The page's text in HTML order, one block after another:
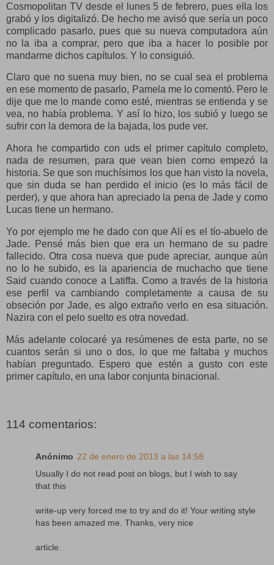
Cosmopolitan TV desde el lunes 5 de febrero, pues ella los
grabó y los digitalizó. De hecho me avisó que sería un poco
complicado pasarlo, pues que su nueva computadora aún
no la iba a comprar, pero que iba a hacer lo posible por
mandarme dichos capítulos. Y lo consiguió.
Claro que no suena muy bien, no se cual sea el problema
en ese momento de pasarlo, Pamela me lo comentó. Pero le
dije que me lo mande como esté, mientras se entienda y se
vea, no había problema. Y así lo hizo, los subió y luego se
sufrir con la demora de la bajada, los pude ver.
Ahora he compartido con uds el primer capítulo completo,
nada de resumen, para que vean bien como empezó la
historia. Se que son muchísimos los que han visto la novela,
que sin duda se han perdido el inicio (es lo más fácil de
perder), y que ahora han apreciado la pena de Jade y como
Lucas tiene un hermano.
Yo por ejemplo me he dado con que Alí es el tío-abuelo de
Jade. Pensé más bien que era un hermano de su padre
fallecido. Otra cosa nueva que pude apreciar, aunque aún
no lo he subido, es la apariencia de muchacho que tiene
Said cuando conoce a Latiffa. Como a través de la historia
ese perfil va cambiando completamente a causa de su
obseción por Jade, es algo extraño verlo en esa situación.
Nazira con el pelo suelto es otra novedad.
Más adelante colocaré ya resúmenes de esta parte, no se
cuantos serán si uno o dos, lo que me faltaba y muchos
habían preguntado. Espero que estén a gusto con este
primer capítulo, en una labor conjunta binacional.
114 comentarios:
Anónimo 22 de enero de 2013 a las 14:58
Usually I do not read post on blogs, but I wish to say
that this
write-up very forced me to try and do it! Your writing style
has been amazed me. Thanks, very nice
article.